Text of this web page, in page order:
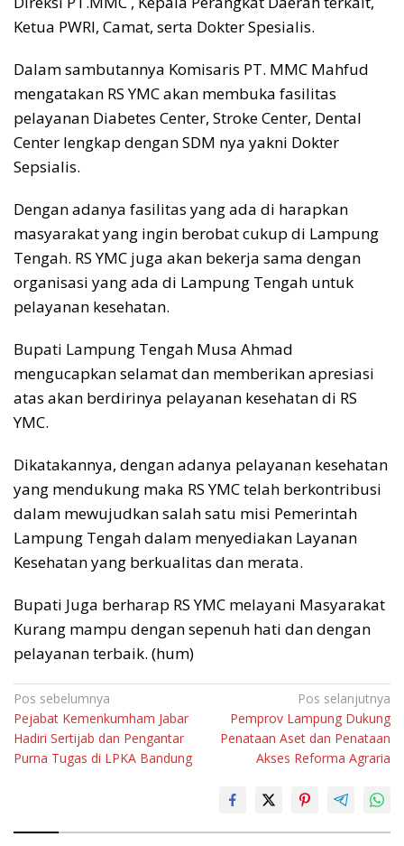
Ketua PWRI, Camat, serta Dokter Spesialis.
Dalam sambutannya Komisaris PT. MMC Mahfud
mengatakan RS YMC akan membuka fasilitas
pelayanan Diabetes Center, Stroke Center, Dental
Center lengkap dengan SDM nya yakni Dokter
Sepsialis.
Dengan adanya fasilitas yang ada di harapkan
masyarakat yang ingin berobat cukup di Lampung
Tengah. RS YMC juga akan bekerja sama dengan
organisasi yang ada di Lampung Tengah untuk
pelayanan kesehatan.
Bupati Lampung Tengah Musa Ahmad
mengucapkan selamat dan memberikan apresiasi
atas akan berdirinya pelayanan kesehatan di RS
YMC.
Dikatakannya, dengan adanya pelayanan kesehatan
yang mendukung maka RS YMC telah berkontribusi
dalam mewujudkan salah satu misi Pemerintah
Lampung Tengah dalam menyediakan Layanan
Kesehatan yang berkualitas dan merata.
Bupati Juga berharap RS YMC melayani Masyarakat
Kurang mampu dengan sepenuh hati dan dengan
pelayanan terbaik. (hum)
Navigasi
pos
Pos sebelumnya
Pejabat Kemenkumham Jabar
Hadiri Sertijab dan Pengantar
Purna Tugas di LPKA Bandung
Pos selanjutnya
Pemprov Lampung Dukung
Penataan Aset dan Penataan
Akses Reforma Agraria